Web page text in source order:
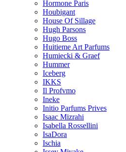
Hormone Paris
Houbigant
House Of Sillage
Hugh Parsons
Hugo Boss
Huitieme Art Parfums
Humiecki & Graef
Hummer
Iceberg
IKKS
Il Profvmo
Ineke
Initio Parfums Prives
Isaac Mizrahi
Isabella Rossellini
IsaDora
Ischia